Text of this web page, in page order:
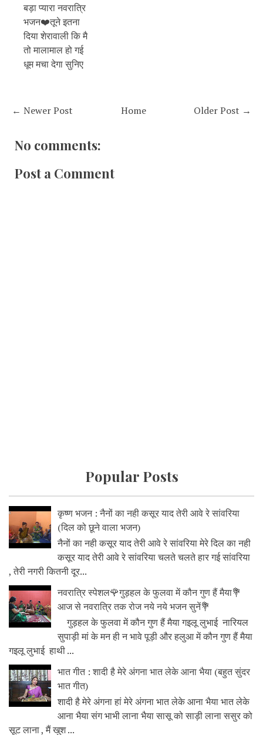
बड़ा प्यारा नवरात्रि
भजन❤️तूने इतना
दिया शेरावाली कि मै
तो मालामाल हो गई
धूम मचा देगा सुनिए
← Newer Post Older Post →
Home
No comments:
Post a Comment
Popular Posts
कृष्ण भजन : नैनों का नही कसूर याद तेरी आवे रे सांवरिया
(दिल को छूने वाला भजन)
नैनों का नही कसूर याद तेरी आवे रे सांवरिया मेरे दिल का नही
कसूर याद तेरी आवे रे सांवरिया चलते चलते हार गई सांवरिया
, तेरी नगरी कितनी दूर...
नवरात्रि स्पेशल🌹गुड़हल के फुलवा में कौन गुण हैं मैया💐
आज से नवरात्रि तक रोज नये नये भजन सुनें💐
गुड़हल के फुलवा में कौन गुण हैं मैया गइलू लुभाई नारियल
सुपाड़ी मां के मन ही न भावे पूड़ी और हलुआ में कौन गुण हैं मैया
गइलू लुभाई हाथी ...
भात गीत : शादी है मेरे अंगना भात लेके आना भैया (बहुत सुंदर
भात गीत)
शादी है मेरे अंगना हां मेरे अंगना भात लेके आना भैया भात लेके
आना भैया संग भाभी लाना भैया सासू को साड़ी लाना ससुर को
सूट लाना , मैं खुश ...